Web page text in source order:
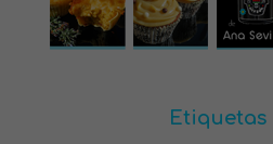
Etiquetas